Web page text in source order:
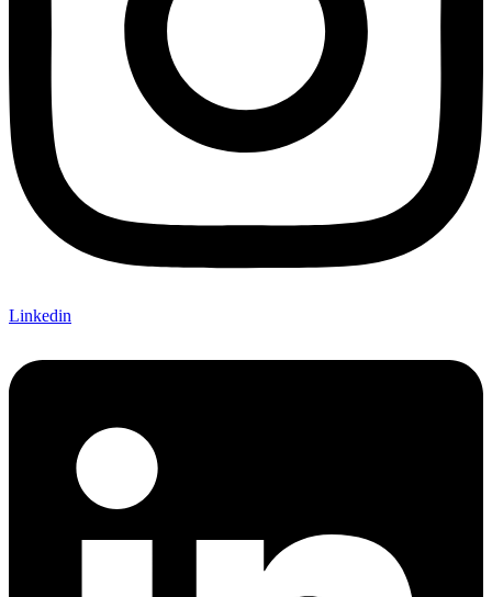
Linkedin